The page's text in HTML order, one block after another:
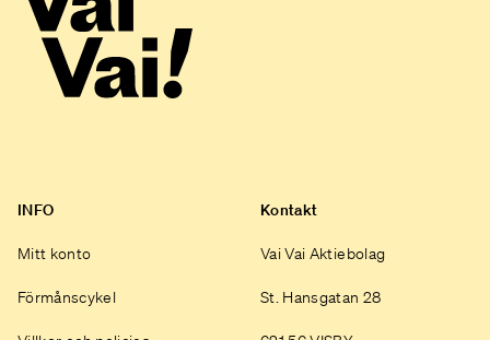
INFO
Mitt konto
Förmånscykel
Kontakt
Vai Vai Aktiebolag
St. Hansgatan 28